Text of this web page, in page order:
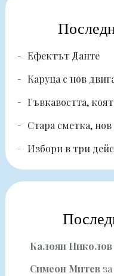
Ефектът Данте
Каруца с нов
Гъвкавостта,
Стара сметка,
Избори в три
Калоян Николов
Симеон Митевза